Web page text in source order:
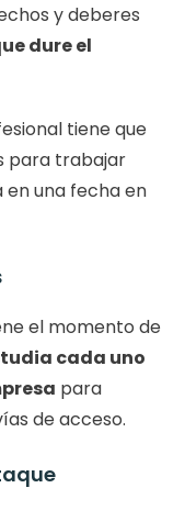
y deberes
dure el
tiene que
para trabajar
en una fecha en
el momento de
cada uno
para
de acceso.